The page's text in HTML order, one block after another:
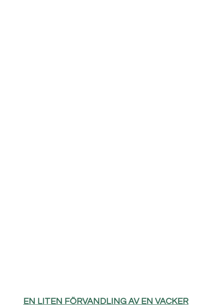
EN LITEN FÖRVANDLING AV EN VACKER